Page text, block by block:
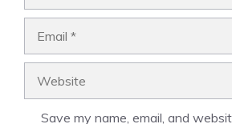
Save my name, email, and